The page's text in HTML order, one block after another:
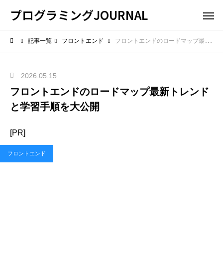
プログラミングJOURNAL
記事一覧 フロントエンド フロントエンドのロードマップ最新トレンドと学習手順を大公開
2026.05.15
フロントエンドのロードマップ最新トレンド
と学習手順を大公開
[PR]
フロントエンド